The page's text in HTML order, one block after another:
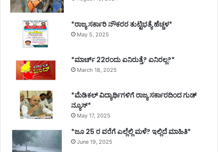
*ರಾಜ್ಯ ಸರ್ಕಾರಿ ನೌಕರರ ತುಟ್ಟಿಭತ್ಯೆ ಹೆಚ್ಚಳ*
May 5, 2025
*ಮಾರ್ಚ್ 22ರಂದು ಏನಿರುತ್ತೆ? ಏನಿರಲ್ಲ?*
March 18, 2025
*ಮೆಡಿಕಲ್ ವಿದ್ಯಾರ್ಥಿಗಳಿಗೆ ರಾಜ್ಯ ಸರ್ಕಾರದಿಂದ ಗುಡ್
ನ್ಯೂಸ್*
May 17, 2025
*ಜೂ 25 ರ ವರೆಗೆ ಎಲ್ಲೆಲ್ಲಿ ಮಳೆ? ಇಲ್ಲಿದೆ ಮಾಹಿತಿ*
June 19, 2025